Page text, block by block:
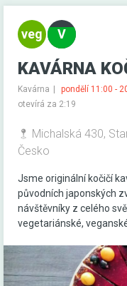
KAVÁRNA
Kavárna
pondělí 11:00 -
otevírá za 2:19
Michalská 430,
Česko
Jsme originální kočičí
původních japonských
návštěvníky z celého
vegetariánské,